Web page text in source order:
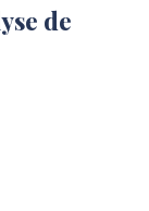
de